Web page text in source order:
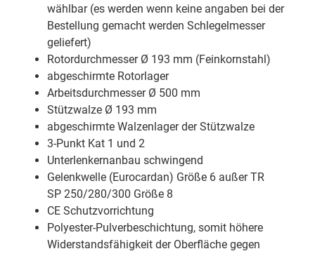
wählbar (es werden wenn keine angaben bei der
Bestellung gemacht werden Schlegelmesser
geliefert)
Rotordurchmesser Ø 193 mm (Feinkornstahl)
abgeschirmte Rotorlager
Arbeitsdurchmesser Ø 500 mm
Stützwalze Ø 193 mm
abgeschirmte Walzenlager der Stützwalze
3-Punkt Kat 1 und 2
Unterlenkernanbau schwingend
Gelenkwelle (Eurocardan) Größe 6 außer TR
SP 250/280/300 Größe 8
CE Schutzvorrichtung
Polyester-Pulverbeschichtung, somit höhere
Widerstandsfähigkeit der Oberfläche gegen